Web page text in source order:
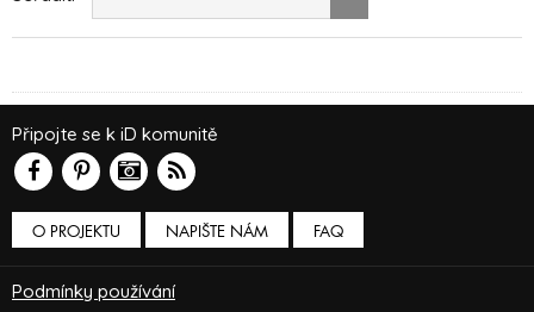
O PROJEKTU NAPIŠTE NÁM
Připojte se k iD komunitě
FAQ
Podmínky používání